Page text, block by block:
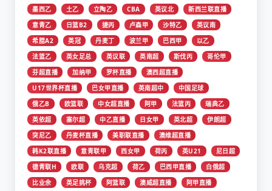
墨西乙
土乙 立陶乙 CBA 英议北
新西兰联直播
意青乙
日篮B2 捷丙 卢森甲 沙特乙
英议南
希腊A2
英冠 丹麦丁 波兰甲 巴西甲
以乙
法篮乙
英女足总 英议联 英南超 斯伐丙
哥伦甲
芬超直播
加纳甲 罗杯直播
澳西超直播
U17世界杯直播
巴女甲直播 英南超中
中国足球
俄乙B
欧篮联 中女超直播 阿甲 法篮丙
瑞典乙
英依超
塞尔超 中乙直播 日女甲 英北超
伊朗超
突尼乙
丹麦杯直播 美职联直播
澳维超直播
韩K2联直播
意青联甲 西女甲 荷丙 英U21
尼日超
德青联H
欧联 乌克超 荷乙 巴西甲直播
白俄超
比业余
英足挑杯 阿篮联 澳威超直播
阿甲直播